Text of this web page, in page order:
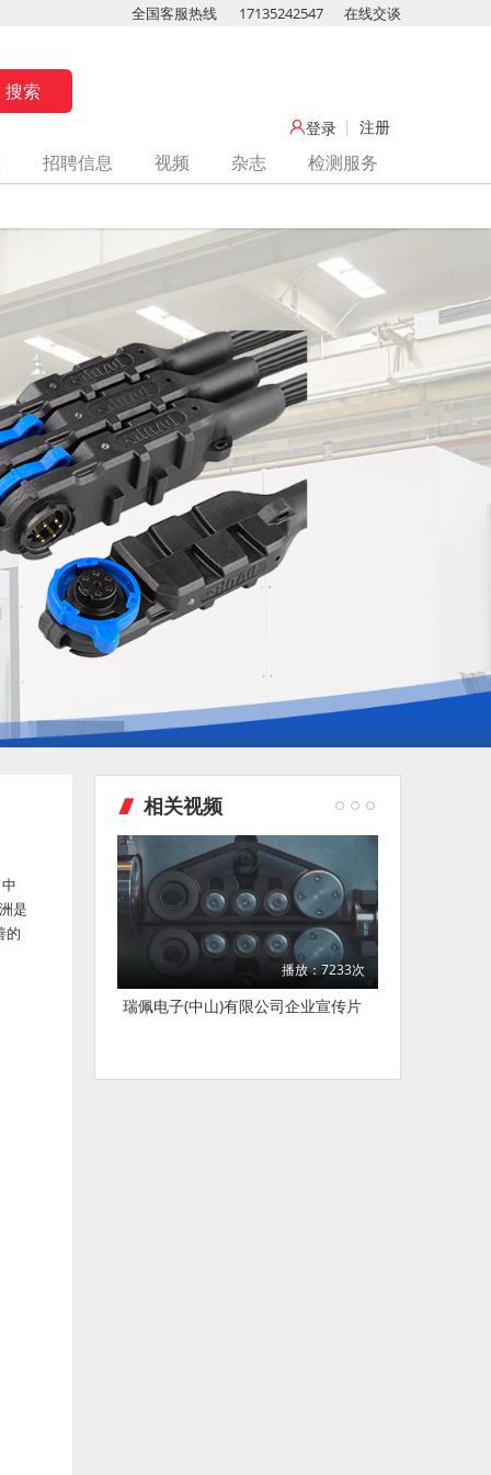
全国客服热线 17135242547 在线交谈
登录 注册
招聘信息 视频 杂志 检测服务
是
的
相关视频
播放：7233次
瑞佩电子(中山)有限公司企业宣传片